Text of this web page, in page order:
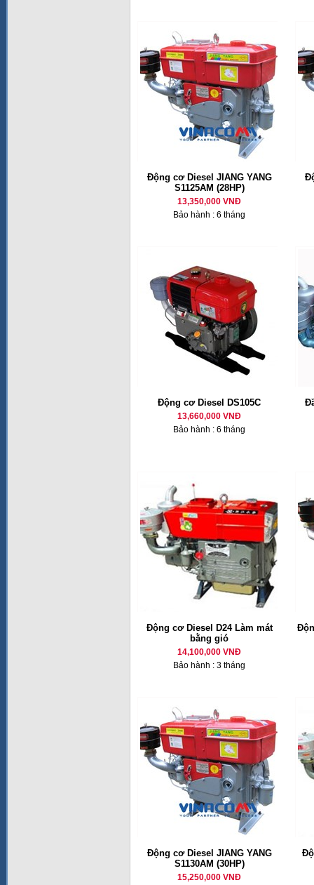
Động cơ Diesel JIANG YANG
S1125AM (28HP)
13,350,000 VNĐ
Bảo hành : 6 tháng
Động cơ Diesel DS105C
13,660,000 VNĐ
Bảo hành : 6 tháng
Động cơ Diesel D24 Làm mát
bằng gió
14,100,000 VNĐ
Bảo hành : 3 tháng
Động cơ Diesel JIANG YANG
S1130AM (30HP)
15,250,000 VNĐ